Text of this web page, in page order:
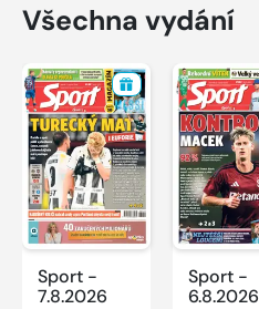
Všechna vydání
Sport -
7.8.2026
Sport -
6.8.2026